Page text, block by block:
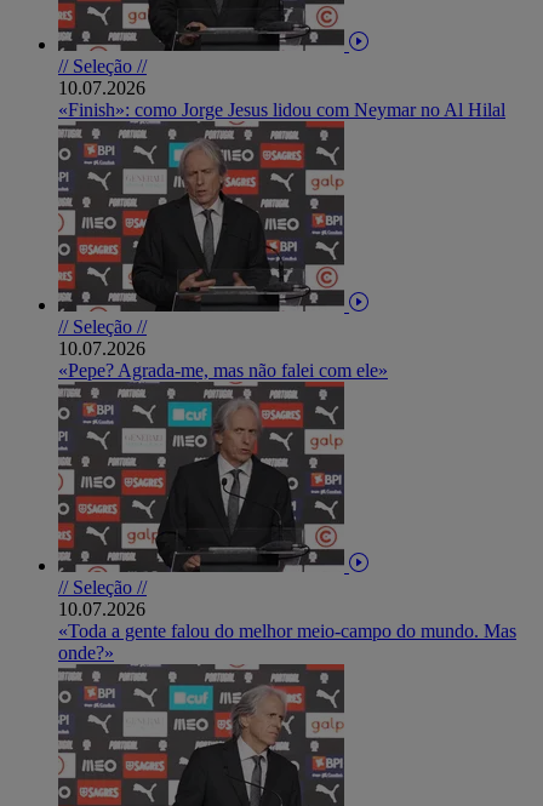
// Seleção //
10.07.2026
«Finish»: como Jorge Jesus lidou com Neymar no Al Hilal
// Seleção //
10.07.2026
«Pepe? Agrada-me, mas não falei com ele»
// Seleção //
10.07.2026
«Toda a gente falou do melhor meio-campo do mundo. Mas
onde?»